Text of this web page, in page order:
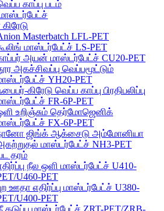
வெப்ப காப்பு படம்
Masterbatch LFL-PET
மாஸ்டர்பேட்ச் LS-PET
அயன் மாஸ்டர்பேட்ச் CU20-PET
அகச்சிவப்பு வெப்பமூட்டும்
YH20-PET
கிரேடு வெப்ப காப்பு பிரதிபலிப்பு
FR-6P-PET
உறிஞ்சும் தெர்மோஜெனிக்
FX-6P-PET
ஜிங்க் ஆக்சைடு அம்மோனியா
மாஸ்டர்பேட்ச் NH3-PET
தரம்
நீல ஒளி மாஸ்டர்பேட்ச் U410-
U460-PET
ஊதா எதிர்ப்பு மாஸ்டர்பேட்ச் U380-
U400-PET
தடுப்பு மாஸ்டர்பேட்ச் ZRT-PET/ZRB-